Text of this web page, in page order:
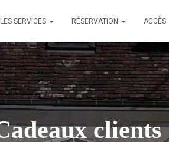
LES SERVICES RÉSERVATION ACCÈS
clients